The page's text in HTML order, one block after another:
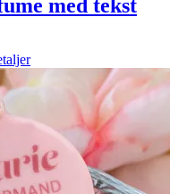
med tekst